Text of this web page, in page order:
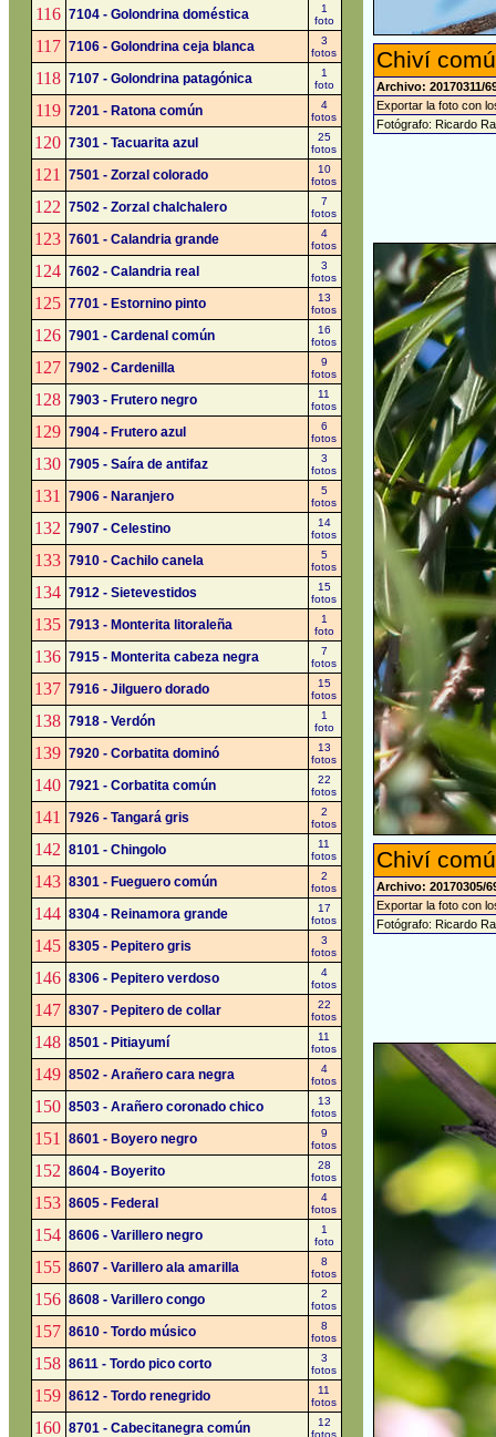
116 7104 - Golondrina doméstica
1
foto
117 7106 - Golondrina ceja blanca
3
fotos
118 7107 - Golondrina patagónica
1
foto
119 7201 - Ratona común
4
fotos
120 7301 - Tacuarita azul
25
fotos
121 7501 - Zorzal colorado
10
fotos
122 7502 - Zorzal chalchalero
7
fotos
123 7601 - Calandria grande
4
fotos
124 7602 - Calandria real
3
fotos
125 7701 - Estornino pinto
13
fotos
126 7901 - Cardenal común
16
fotos
127 7902 - Cardenilla
9
fotos
128 7903 - Frutero negro
11
fotos
129 7904 - Frutero azul
6
fotos
130 7905 - Saíra de antifaz
3
fotos
131 7906 - Naranjero
5
fotos
132 7907 - Celestino
14
fotos
133 7910 - Cachilo canela
5
fotos
134 7912 - Sietevestidos
15
fotos
135 7913 - Monterita litoraleña
1
foto
136 7915 - Monterita cabeza negra
7
fotos
137 7916 - Jilguero dorado
15
fotos
138 7918 - Verdón
1
foto
139 7920 - Corbatita dominó
13
fotos
140 7921 - Corbatita común
22
fotos
141 7926 - Tangará gris
2
fotos
142 8101 - Chingolo
11
fotos
143 8301 - Fueguero común
2
fotos
144 8304 - Reinamora grande
17
fotos
145 8305 - Pepitero gris
3
fotos
146 8306 - Pepitero verdoso
4
fotos
147 8307 - Pepitero de collar
22
fotos
148 8501 - Pitiayumí
11
fotos
149 8502 - Arañero cara negra
4
fotos
150 8503 - Arañero coronado chico
13
fotos
151 8601 - Boyero negro
9
fotos
152 8604 - Boyerito
28
fotos
153 8605 - Federal
4
fotos
154 8606 - Varillero negro
1
foto
155 8607 - Varillero ala amarilla
8
fotos
156 8608 - Varillero congo
2
fotos
157 8610 - Tordo músico
8
fotos
158 8611 - Tordo pico corto
3
fotos
159 8612 - Tordo renegrido
11
fotos
160 8701 - Cabecitanegra común
12
fotos
Chiví
Archivo: 20170311/
Exportar la foto con
Fotógrafo: Ricardo
Chiví
Archivo: 20170305/
Exportar la foto con
Fotógrafo: Ricardo